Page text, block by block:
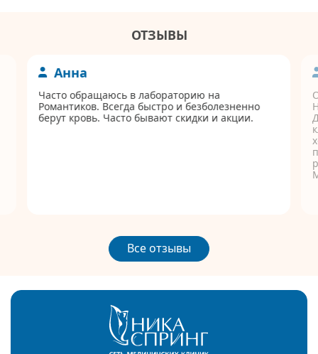
ОТЗЫВЫ
Анна
Часто обращаюсь в лабораторию на
Романтиков. Всегда быстро и безболезненно
берут кровь. Часто бывают скидки и акции.
Все отзывы